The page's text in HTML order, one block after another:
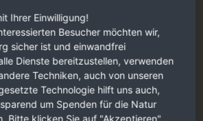
Ihrer Einwilligung!
Besucher möchten wir,
sicher ist und einwandfrei
Dienste bereitzustellen, verwenden
Techniken, auch von unseren
Technologie hilft uns auch,
um Spenden für die Natur
Bitte klicken Sie auf "Akzeptieren".